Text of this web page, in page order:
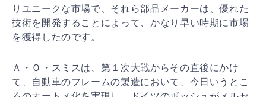
りユニークな市場で、 それら部品メーカーは、優れた
技術を開発することによっ て、かなり早い時期に市場
を獲得したのです。
Ａ・Ｏ・スミスは、第１次大戦からその直後にかけ
て、自動車のフレームの製造において、今日いうとこ